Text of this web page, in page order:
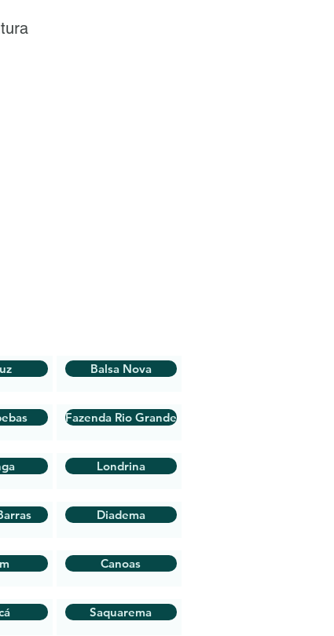
Balsa Nova
Fazenda Rio Grande
Londrina
Diadema
Canoas
Saquarema